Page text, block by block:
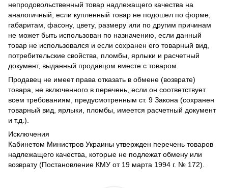
непродовольственный товар надлежащего качества на
аналогичный, если купленный товар не подошел по форме,
габаритам, фасону, цвету, размеру или по другим причинам
не может быть использован по назначению, если данный
товар не использовался и если сохранен его товарный вид,
потребительские свойства, пломбы, ярлыки и расчетный
документ, выданный продавцом вместе с товаром.
Продавец не имеет права отказать в обмене (возврате)
товара, не включенного в перечень, если он соответствует
всем требованиям, предусмотренным ст. 9 Закона (сохранен
товарный вид, ярлыки, пломбы, имеется расчетный документ
и т.д.).
Исключения
Кабинетом Министров Украины утвержден перечень товаров
надлежащего качества, которые не подлежат обмену или
возврату (Постановление КМУ от 19 марта 1994 г. № 172).